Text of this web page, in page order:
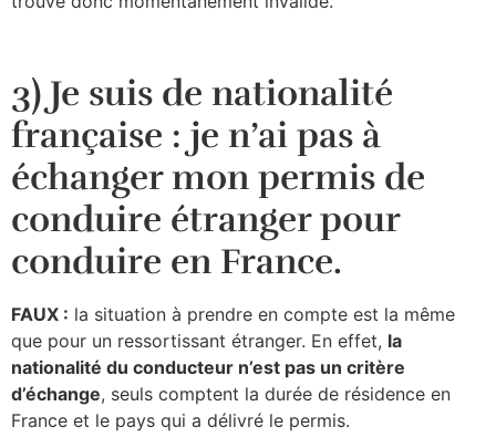
3) Je suis de nationalité
française : je n’ai pas à
échanger mon permis de
conduire étranger pour
conduire en France.
FAUX : la situation à prendre en compte est la même
que pour un ressortissant étranger. En effet, la
nationalité du conducteur n’est pas un critère
d’échange, seuls comptent la durée de résidence en
France et le pays qui a délivré le permis.